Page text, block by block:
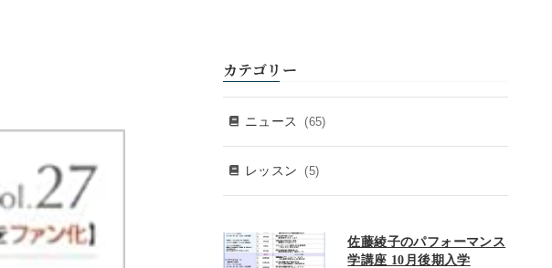
カテゴリー
ニュース (65)
レッスン (5)
佐藤綾子のパフォーマンス
学講座 10月後期入学